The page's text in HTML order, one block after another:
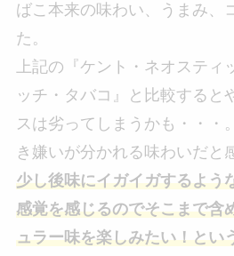
ばこ本来の味わい、うまみ、
た。
上記の『ケント・ネオスティ
ッチ・タバコ』と比較すると
スは劣ってしまうかも・・・
き嫌いが分かれる味わいだと
少し後味にイガイガするよう
感覚を感じるのでそこまで含
ュラー味を楽しみたい！とい